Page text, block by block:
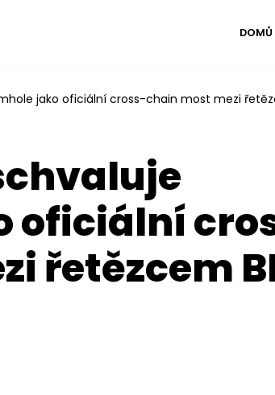
DOMŮ
jako oficiální cross-chain most mezi
oficiální
řetězcem